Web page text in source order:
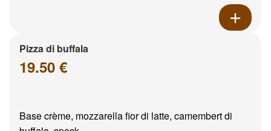
Pizza di buffala
19.50 €
Base crème, mozzarella fior di latte, camembert di